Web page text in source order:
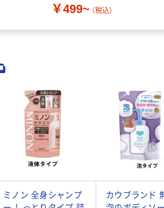
￥499~ （税込）
ミノン 全身シャンプ
カウブランド